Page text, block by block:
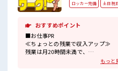
ロッカー完備 土日祝
おすすめポイント
■お仕事PR
≪ちょっとの残業で収入アップ≫
残業は月20時間未満で、
もっと